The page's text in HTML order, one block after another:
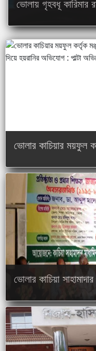
ভোলায় গৃহবধূ
ভোলার কাচিয়ার ময়ফুল
ভোলার কাচিয়া